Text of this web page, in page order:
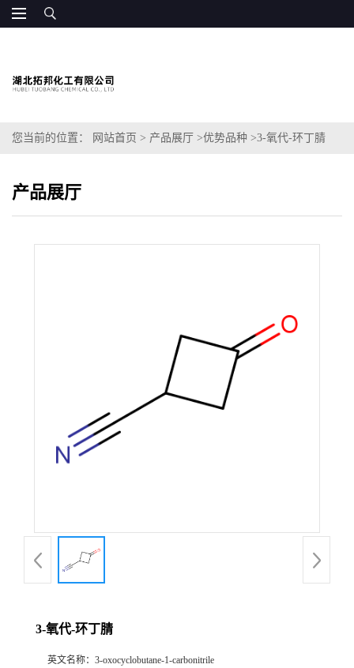
您当前的位置： 网站首页 > 产品展厅 >优势品种 >3-氧代-环丁腈
产品展厅
3-氧代-环丁腈
英文名称： 3-oxocyclobutane-1-carbonitrile